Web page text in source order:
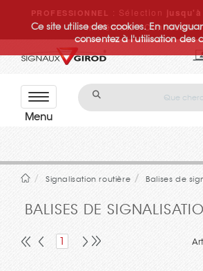
Ce site utilise des cookies. En
consentez à l'utilisation des
PROFESSIONNEL : Sélection jusqu'à
immédiate ! Connectez-
Signalisation routière
Balises de
BALISES DE
1